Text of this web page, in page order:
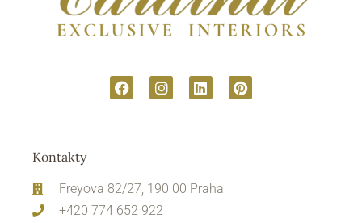
Kontakty
Freyova 82/27, 190 00 Praha
+420 774 652 922